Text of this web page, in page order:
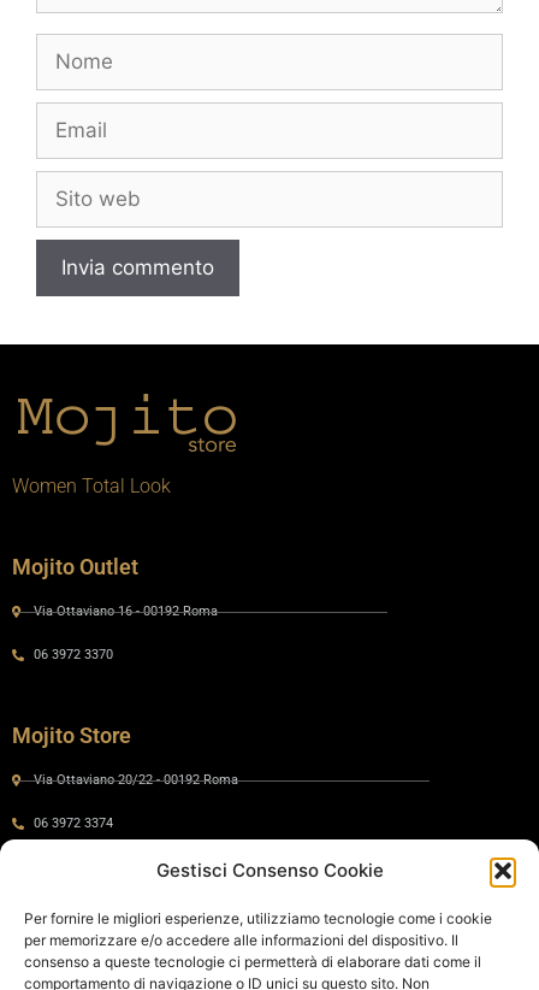
Gestisci Consenso Cookie
Per fornire le migliori esperienze, utilizziamo tecnologie come i cookie
per memorizzare e/o accedere alle informazioni del dispositivo. Il
consenso a queste tecnologie ci permetterà di elaborare dati come il
comportamento di navigazione o ID unici su questo sito. Non
Women Total Look
Mojito Outlet
Via Ottaviano 16 - 00192 Roma
06 3972 3370
Mojito Store
Via Ottaviano 20/22 - 00192 Roma
06 3972 3374
Via Ottaviano 24 - 00192 Roma